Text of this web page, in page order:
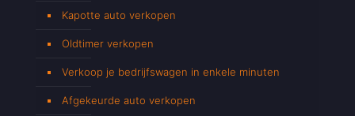
Kapotte auto verkopen
Oldtimer verkopen
Verkoop je bedrijfswagen in enkele minuten
Afgekeurde auto verkopen